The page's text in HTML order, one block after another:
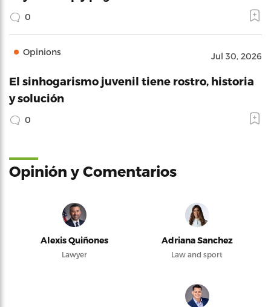
0
Opinions Jul 30, 2026
El sinhogarismo juvenil tiene rostro, historia
y solución
0
Opinión y Comentarios
Alexis Quiñones
Lawyer
Adriana Sanchez
Law and sport